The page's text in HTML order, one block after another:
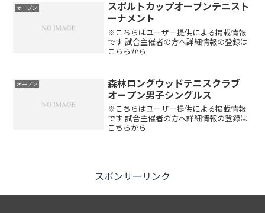
オープン
スポルトカップオープンテニスト
ーナメント
※こちらはユーザー提供による掲載情報
です 試合主催者の方へ詳細情報の登録は
こちらから
オープン
森林ロングウッドテニスクラブ
オープン男子シングルス
※こちらはユーザー提供による掲載情報
です 試合主催者の方へ詳細情報の登録は
こちらから
スポンサーリンク